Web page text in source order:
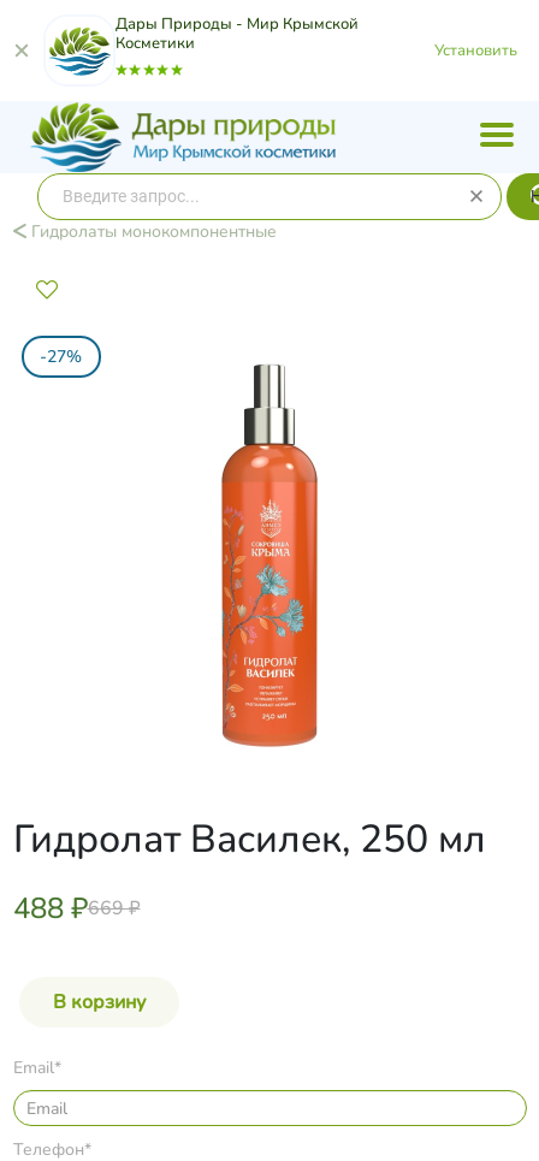
Дары Природы - Мир Крымской
Косметики
Установить
Гидролаты монокомпонентные
-27%
Гидролат Василек, 250 мл
488 ₽669 ₽
Email*
Телефон*